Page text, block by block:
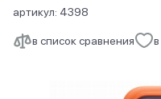
в список сравнения
артикул: 4398